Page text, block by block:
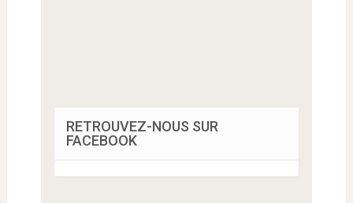
RETROUVEZ-NOUS SUR
FACEBOOK